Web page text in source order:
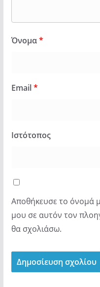
Όνομα*
Email*
Ιστότοπος
Αποθήκευσε το όνομά
μου σε αυτόν τον
θα σχολιάσω.